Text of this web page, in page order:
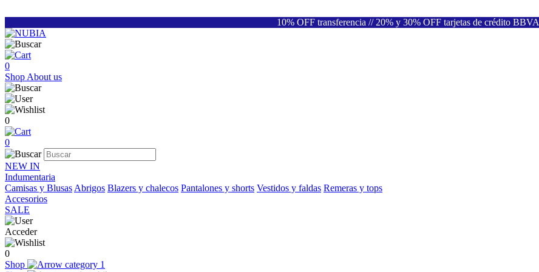
10% OFF transferencia // 20% y 30% OFF tarjetas de crédito BBVA
0
Shop About us
0
0
NEW IN
Indumentaria
Camisas y Blusas Abrigos Blazers y chalecos Pantalones y shorts Vestidos y faldas Remeras y tops
Accesorios
SALE
Acceder
0
Shop